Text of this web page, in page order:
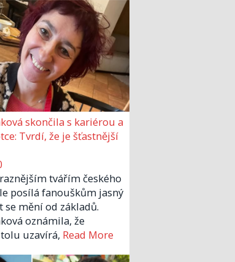
skončila s kariérou a
Tvrdí, že je šťastnější
tvářím českého
posílá fanouškům jasný
se mění od základů.
oznámila, že
uzavírá, Read More